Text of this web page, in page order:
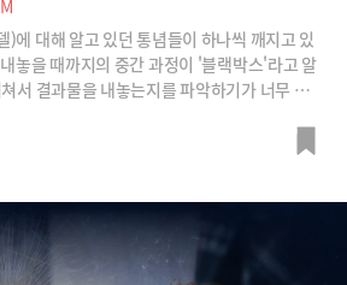
에 대해 알고 있던 통념들이 하나씩 깨지고 있
놓을 때까지의 중간 과정이 '블랙박스'라고 알
서 결과물을 내놓는지를 파악하기가 너무 어
알게 되고, 환각을 줄일 수 있는 가능성도 높
야에 있어 가장 앞서 나가고 있는 강수진 더 프
고, LLM의 비밀을 하나씩 파헤쳐 봅니다.